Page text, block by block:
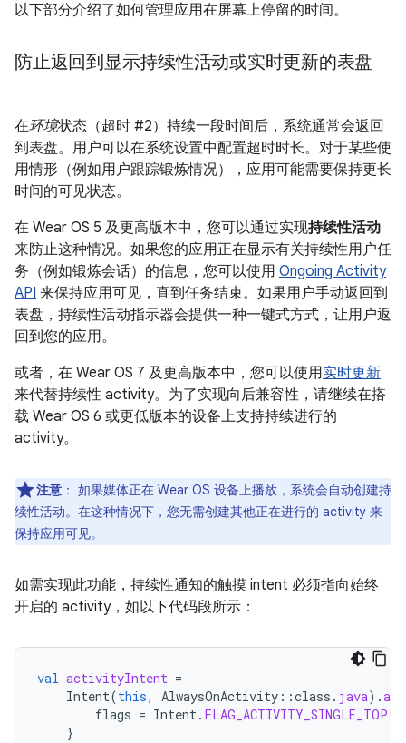
以下部分介绍了如何管理应用在屏幕上停留的时间。
防止返回到显示持续性活动或实时更新的表盘
在环境状态（超时 #2）持续一段时间后，系统通常会返回
到表盘。用户可以在系统设置中配置超时时长。对于某些使
用情形（例如用户跟踪锻炼情况），应用可能需要保持更长
时间的可见状态。
在 Wear OS 5 及更高版本中，您可以通过实现持续性活动
来防止这种情况。如果您的应用正在显示有关持续性用户任
务（例如锻炼会话）的信息，您可以使用 Ongoing Activity
API 来保持应用可见，直到任务结束。如果用户手动返回到
表盘，持续性活动指示器会提供一种一键式方式，让用户返
回到您的应用。
或者，在 Wear OS 7 及更高版本中，您可以使用实时更新
来代替持续性 activity。为了实现向后兼容性，请继续在搭
载 Wear OS 6 或更低版本的设备上支持持续进行的
activity。
注意 ： 如果媒体正在 Wear OS 设备上播放，系统会自动创建持
续性活动。在这种情况下，您无需创建其他正在进行的 activity 来
保持应用可见。
如需实现此功能，持续性通知的触摸 intent 必须指向始终
开启的 activity，如以下代码段所示：
val activityIntent =
Intent(this, AlwaysOnActivity ::class . java).
flags = Intent. FLAG_ACTIVITY_SINGLE_TOP
}